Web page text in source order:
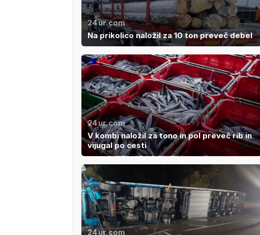
24ur.com
Na prikolico naložil za 10 ton preveč debel
24ur.com
V kombi naložil za tono in pol preveč rib in
vijugal po cesti
24ur.com